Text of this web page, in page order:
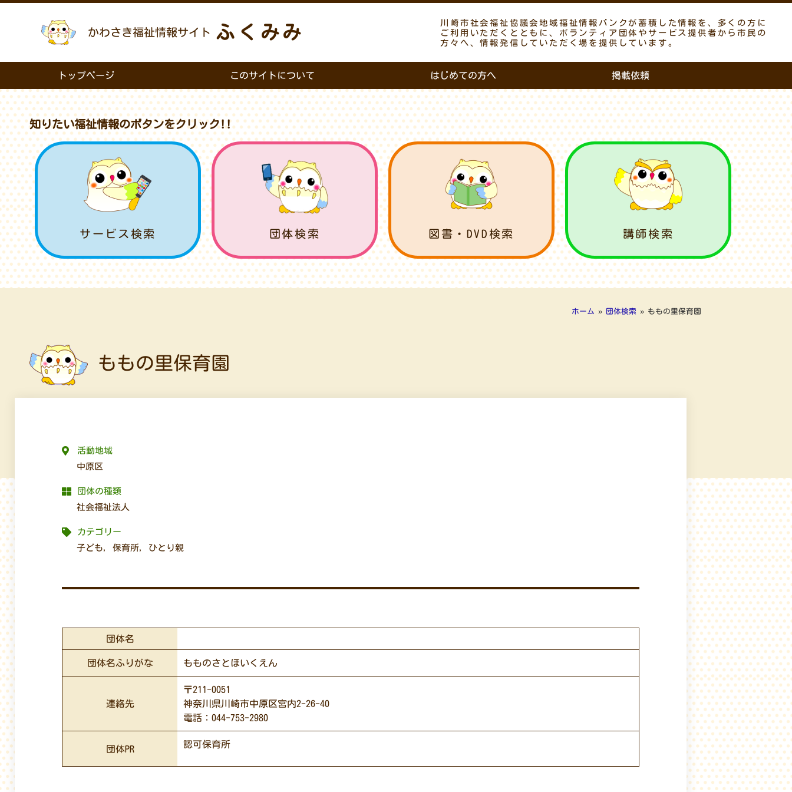
かわさき福祉情報サイト ふくみみ
川崎市社会福祉協議会地域福祉情報バンクが蓄積した情報を、多くの方に
ご利用いただくとともに、ボランティア団体やサービス提供者から市民の
方々へ、情報発信していただく場を提供しています。
トップページ このサイトについて はじめての方へ 掲載依頼
知りたい福祉情報のボタンをクリック!!
サービス検索 団体検索 図書・DVD検索 講師検索
ホーム » 団体検索 » ももの里保育園
ももの里保育園
活動地域
中原区
団体の種類
社会福祉法人
カテゴリー
子ども, 保育所, ひとり親
団体名
団体名ふりがな もものさとほいくえん
連絡先
〒211-0051
神奈川県川崎市中原区宮内2-26-40
電話：044-753-2980
団体PR 認可保育所